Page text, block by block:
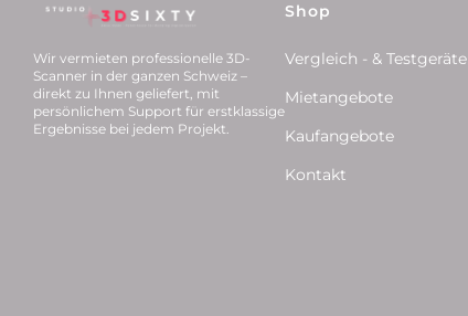
Wir vermieten professionelle 3D-
Scanner in der ganzen Schweiz –
direkt zu Ihnen geliefert, mit
persönlichem Support für erstklassige
Ergebnisse bei jedem Projekt.
Shop
Vergleich - & Testgeräte
Mietangebote
Kaufangebote
Kontakt